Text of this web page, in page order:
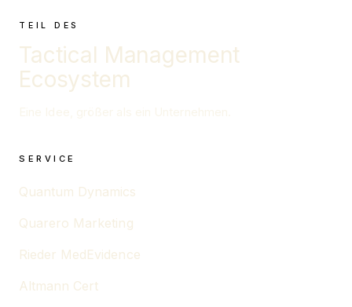
TEIL DES
Tactical Management
Ecosystem
SERVICE
Quantum Dynamics
Quarero Marketing
Rieder MedEvidence
Altmann Cert